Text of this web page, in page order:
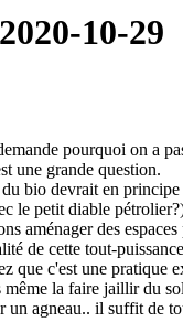
10-29
pourquoi on a
une grande question.
bio devrait en
le petit diable
aménager des
de cette tout-
que c'est une
la faire jaillir du
un agneau.. il suffit de